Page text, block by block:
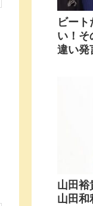
ビー
い！そ
違い発
山田裕
山田和